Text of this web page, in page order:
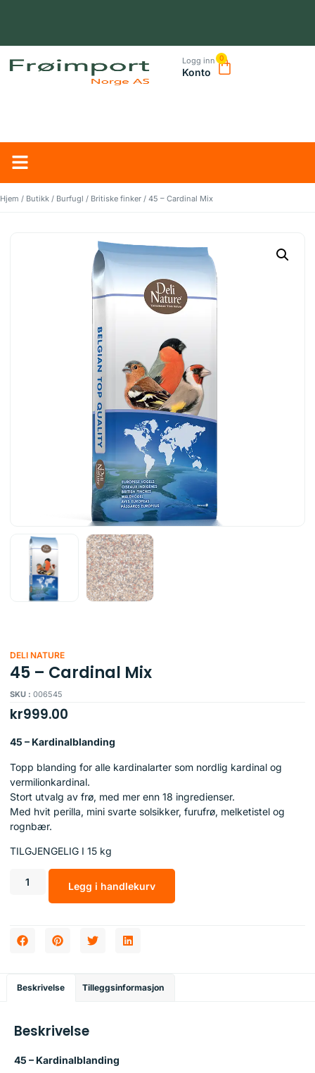
NORSK LEVERANDØR – TRYGG HANDEL OG RASK LEVERING
Logg inn
Konto
0
Hjem / Butikk / Burfugl / Britiske finker / 45 – Cardinal Mix
DELI NATURE
45 – Cardinal Mix
SKU : 006545
kr999.00
45 – Kardinalblanding
Topp blanding for alle kardinalarter som nordlig kardinal og
vermilionkardinal.
Stort utvalg av frø, med mer enn 18 ingredienser.
Med hvit perilla, mini svarte solsikker, furufrø, melketistel og
rognbær.
TILGJENGELIG I 15 kg
Legg i handlekurv
Beskrivelse Tilleggsinformasjon
Beskrivelse
45 – Kardinalblanding